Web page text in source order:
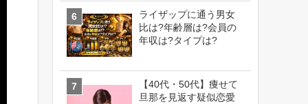
ライザップに通う男女
比は?年齢層は?会員の
年収は?タイプは?
【40代・50代】痩せて
旦那を見返す疑似恋愛